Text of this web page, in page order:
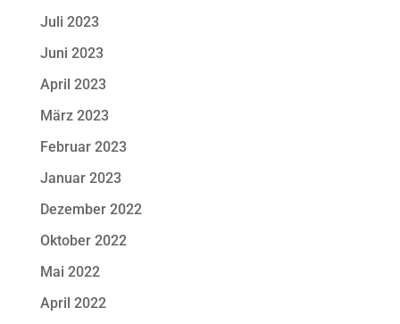
Juli 2023
Juni 2023
April 2023
März 2023
Februar 2023
Januar 2023
Dezember 2022
Oktober 2022
Mai 2022
April 2022